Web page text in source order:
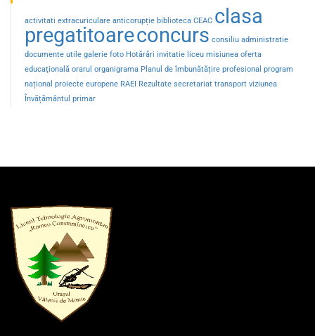
activitati extracuriculare anticorupție biblioteca CEAC clasa
pregatitoareconcurs consiliu administratie
documente utile galerie foto Hotărâri invitatie liceu misiunea oferta
educaţională orarul organigrama Planul de îmbunătățire profesional program
național proiecte europene RAEI Rezultate secretariat transport viziunea
Învățământul primar